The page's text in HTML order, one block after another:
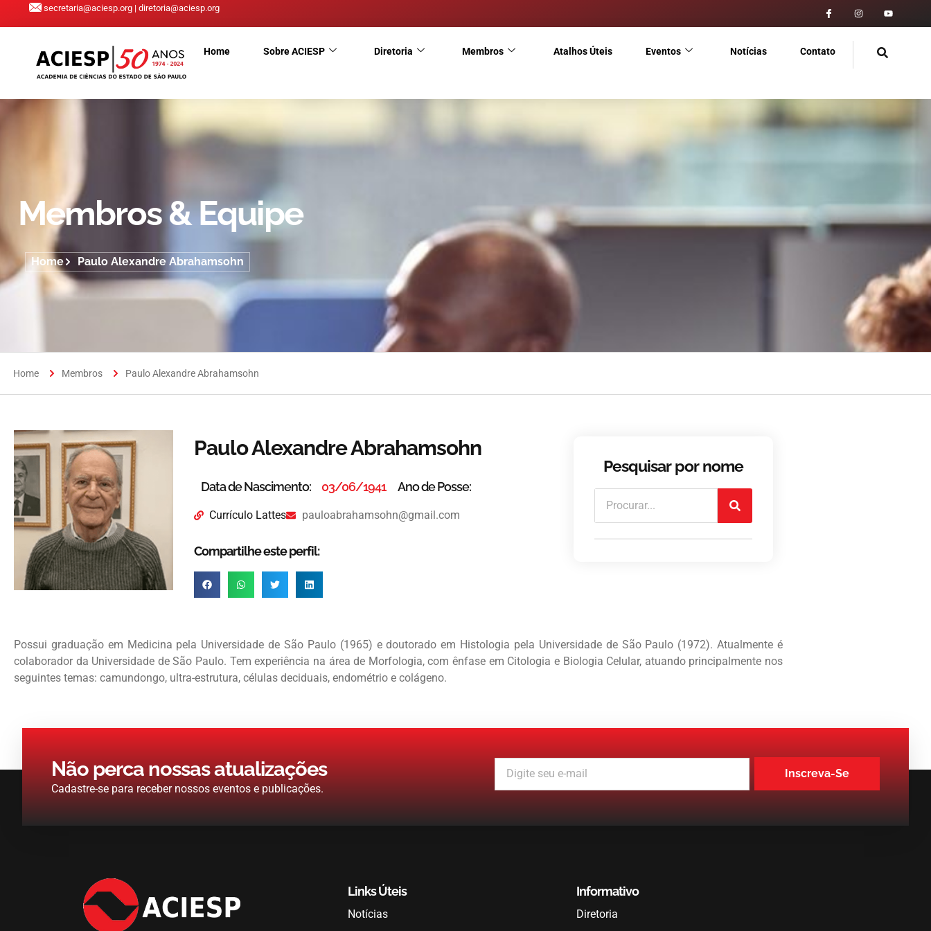
secretaria@aciesp.org | diretoria@aciesp.org
Home Sobre ACIESP Diretoria Membros Atalhos Úteis Eventos Notícias Contato
Membros & Equipe
Home Paulo Alexandre Abrahamsohn
Home Membros Paulo Alexandre Abrahamsohn
Paulo Alexandre Abrahamsohn
Data de Nascimento: 03/06/1941 Ano de Posse:
Currículo Lattes pauloabrahamsohn@gmail.com
Compartilhe este perfil:
Pesquisar por nome
Possui graduação em Medicina pela Universidade de São Paulo (1965) e doutorado em Histologia pela Universidade de São Paulo (1972). Atualmente é
colaborador da Universidade de São Paulo. Tem experiência na área de Morfologia, com ênfase em Citologia e Biologia Celular, atuando principalmente nos
seguintes temas: camundongo, ultra-estrutura, células deciduais, endométrio e colágeno.
Não perca nossas atualizações
Cadastre-se para receber nossos eventos e publicações.
Inscreva-Se
Links Úteis
Notícias
Informativo
Diretoria